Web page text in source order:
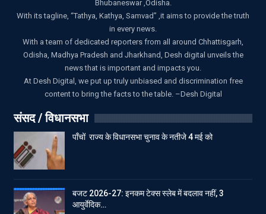
Bhubaneswar ,Odisha.
With its tagline, “Tathya, Kathya, Samvad” ,it aims to provide the truth
in every news.
With a team of dedicated reporters from all around Chhattisgarh,
Odisha, Madhya Pradesh and Jharkhand, Desh digital unveils the
news that is important and impacts you.
At Desh Digital, we put up truly unbiased and discrimination free
content to bring the facts to the table. –Desh Digital
संसद / विधानसभा
पाँचों राज्य के विधानसभा चुनाव के नतीजे 4 मई को
बजट 2026-27: इनकम टेक्स स्लेब में बदलाव नहीं, 3
आयुर्वेदिक…